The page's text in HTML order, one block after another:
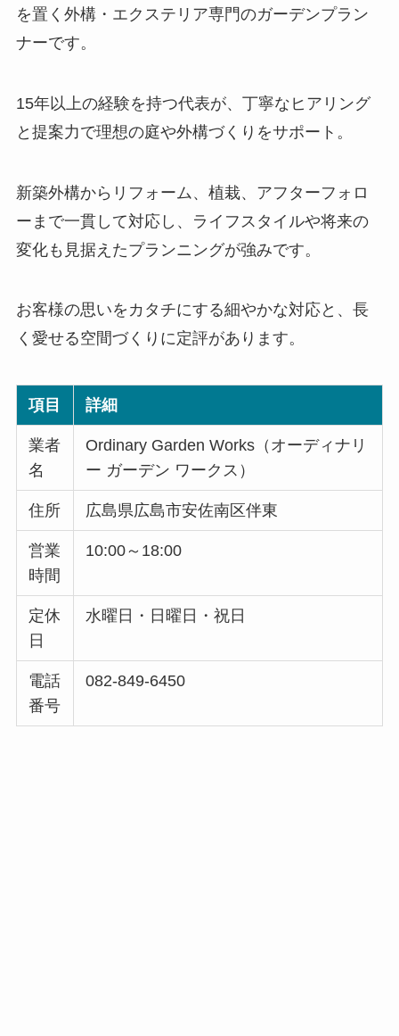
を置く外構・エクステリア専門のガーデンプラン
ナーです。
15年以上の経験を持つ代表が、丁寧なヒアリング
と提案力で理想の庭や外構づくりをサポート。
新築外構からリフォーム、植栽、アフターフォロ
ーまで一貫して対応し、ライフスタイルや将来の
変化も見据えたプランニングが強みです。
お客様の思いをカタチにする細やかな対応と、長
く愛せる空間づくりに定評があります。
項目 詳細
業者
名
Ordinary Garden Works（オーディナリ
ー ガーデン ワークス）
住所 広島県広島市安佐南区伴東
営業
時間
10:00～18:00
定休
日
水曜日・日曜日・祝日
電話
番号
082-849-6450